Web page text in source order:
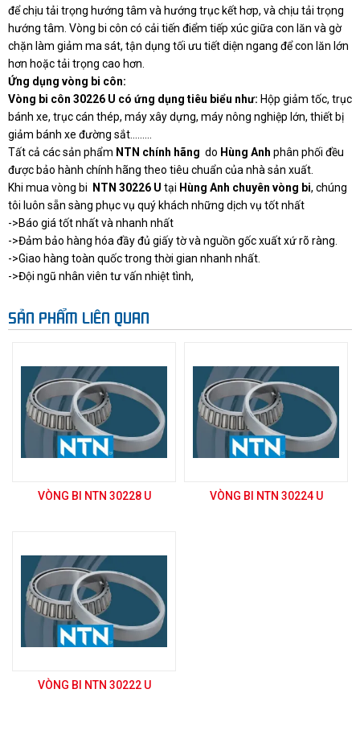
để chịu tải trọng hướng tâm và hướng trục kết hơp, và chịu tải trọng
hướng tâm. Vòng bi côn có cải tiến điểm tiếp xúc giữa con lăn và gờ
chặn làm giảm ma sát, tận dụng tối ưu tiết diện ngang để con lăn lớn
hơn hoặc tải trọng cao hơn.
Ứng dụng vòng bi côn:
Vòng bi côn 30226 U có ứng dụng tiêu biểu như: Hộp giảm tốc, trục
bánh xe, trục cán thép, máy xây dựng, máy nông nghiệp lớn, thiết bị
giảm bánh xe đường sắt.........
Tất cả các sản phẩm NTN chính hãng do Hùng Anh phân phối đều
được bảo hành chính hãng theo tiêu chuẩn của nhà sản xuất.
Khi mua vòng bi
NTN 30226 U tại Hùng Anh chuyên vòng bi, chúng
tôi luôn sẵn sàng phục vụ quý khách những dịch vụ tốt nhất
->Báo giá tốt nhất và nhanh nhất
->Đảm bảo hàng hóa đầy đủ giấy tờ và nguồn gốc xuất xứ rõ ràng.
->Giao hàng toàn quốc trong thời gian nhanh nhất.
->Đội ngũ nhân viên tư vấn nhiệt tình,
SẢN PHẨM LIÊN QUAN
VÒNG BI NTN 30228 U VÒNG BI NTN 30224 U
VÒNG BI NTN 30222 U